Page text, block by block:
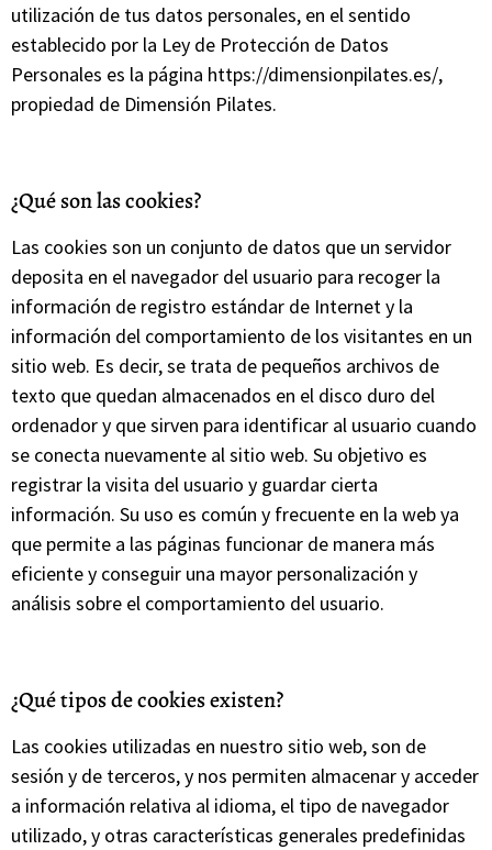
utilización de tus datos personales, en el sentido
establecido por la Ley de Protección de Datos
Personales es la página https://dimensionpilates.es/,
propiedad de Dimensión Pilates.
¿Qué son las cookies?
Las cookies son un conjunto de datos que un servidor
deposita en el navegador del usuario para recoger la
información de registro estándar de Internet y la
información del comportamiento de los visitantes en un
sitio web. Es decir, se trata de pequeños archivos de
texto que quedan almacenados en el disco duro del
ordenador y que sirven para identificar al usuario cuando
se conecta nuevamente al sitio web. Su objetivo es
registrar la visita del usuario y guardar cierta
información. Su uso es común y frecuente en la web ya
que permite a las páginas funcionar de manera más
eficiente y conseguir una mayor personalización y
análisis sobre el comportamiento del usuario.
¿Qué tipos de cookies existen?
Las cookies utilizadas en nuestro sitio web, son de
sesión y de terceros, y nos permiten almacenar y acceder
a información relativa al idioma, el tipo de navegador
utilizado, y otras características generales predefinidas